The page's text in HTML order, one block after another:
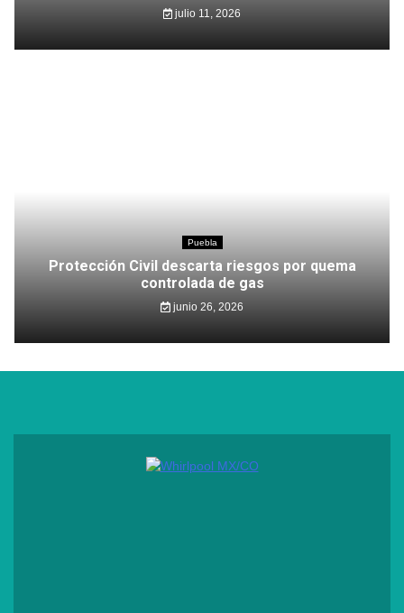
julio 11, 2026
Puebla
Protección Civil descarta riesgos por quema
controlada de gas
junio 26, 2026